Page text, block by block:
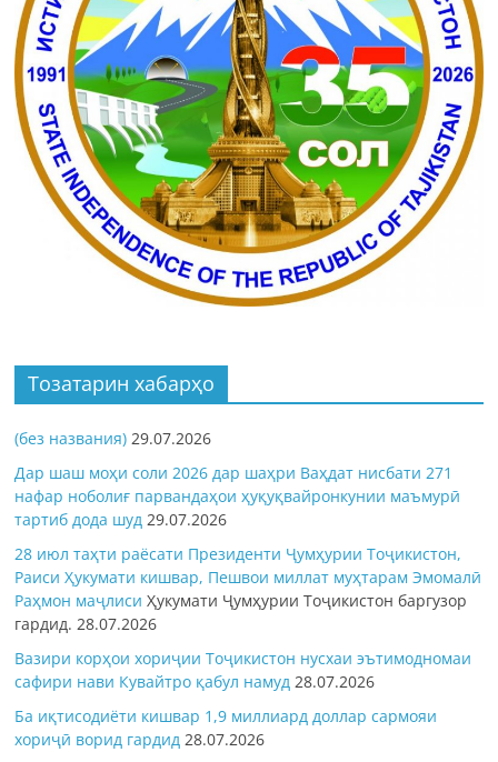
Тозатарин хабарҳо
(без названия) 29.07.2026
Дар шаш моҳи соли 2026 дар шаҳри Ваҳдат нисбати 271
нафар ноболиғ парвандаҳои ҳуқуқвайронкунии маъмурӣ
тартиб дода шуд 29.07.2026
28 июл таҳти раёсати Президенти Ҷумҳурии Тоҷикистон,
Раиси Ҳукумати кишвар, Пешвои миллат муҳтарам Эмомалӣ
Раҳмон маҷлисиҲукумати Ҷумҳурии Тоҷикистон баргузор
гардид.28.07.2026
Вазири корҳои хориҷии Тоҷикистон нусхаи эътимодномаи
сафири нави Кувайтро қабул намуд 28.07.2026
Ба иқтисодиёти кишвар 1,9 миллиард доллар сармояи
хориҷӣ ворид гардид 28.07.2026